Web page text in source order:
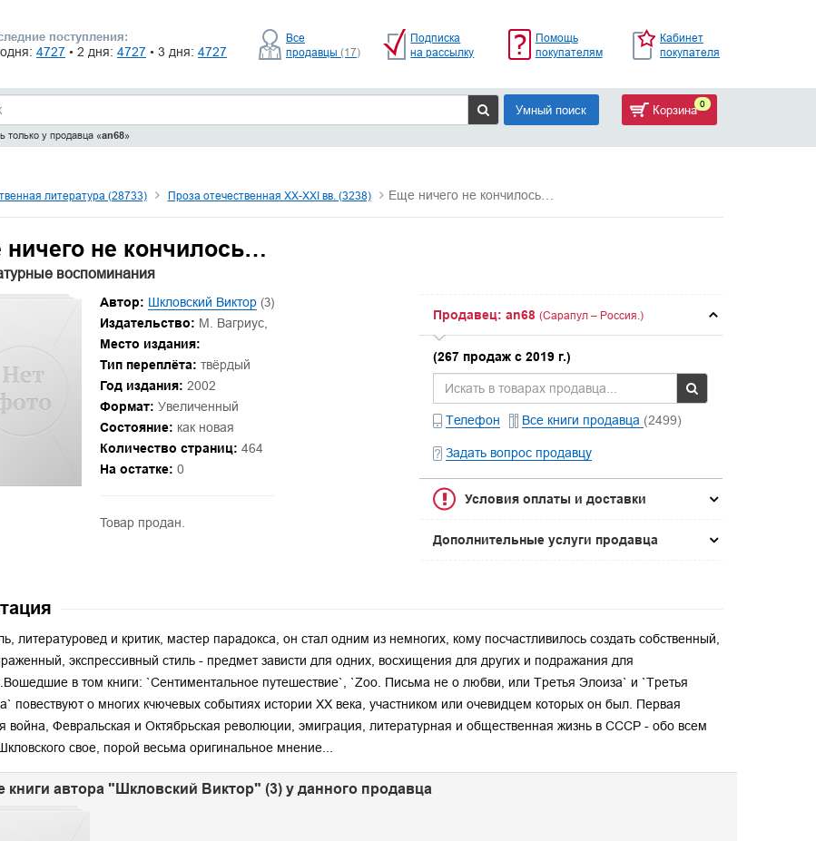
поступления:
4727 • 2 дня: 4727 • 3 дня: 4727
Все
продавцы (17)
Подписка
на рассылку
Помощь
покупателям
Кабинет
покупателя
только у продавца «an68»
Умный поиск Корзина 0
литература (28733) Проза отечественная XX-XXI вв. (3238) Еще ничего не кончилось…
не кончилось…
воспоминания
Автор: Шкловский Виктор (3)
Издательство: М. Вагриус,
Место издания:
Тип переплёта: твёрдый
Год издания: 2002
Формат: Увеличенный
Состояние: как новая
Количество страниц: 464
На остатке: 0
Товар продан.
Продавец: an68 (Сарапул – Россия.)
(267 продаж с 2019 г.)
Телефон Все книги продавца (2499)
Задать вопрос продавцу
Условия оплаты и доставки
Дополнительные услуги продавца
литературовед и критик, мастер парадокса, он стал одним из немногих, кому посчастливилось создать собственный,
экспрессивный стиль - предмет зависти для одних, восхищения для других и подражания для
в том книги: `Сентиментальное путешествие`, `Zoo. Письма не о любви, или Третья Элоиза` и `Третья
повествуют о многих кчючевых событиях истории XX века, участником или очевидцем которых он был. Первая
война, Февральская и Октябрьская революции, эмиграция, литературная и общественная жизнь в СССР - обо всем
свое, порой весьма оригинальное мнение...
книги автора "Шкловский Виктор" (3) у данного продавца